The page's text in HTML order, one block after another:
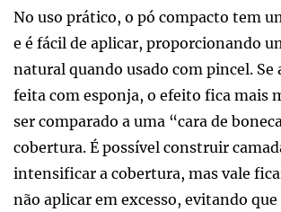
No uso prático, o pó compacto tem
e é fácil de aplicar, proporcionando
natural quando usado com pincel. Se
feita com esponja, o efeito fica mais
ser comparado a uma “cara de
cobertura. É possível construir
intensificar a cobertura, mas vale
não aplicar em excesso, evitando